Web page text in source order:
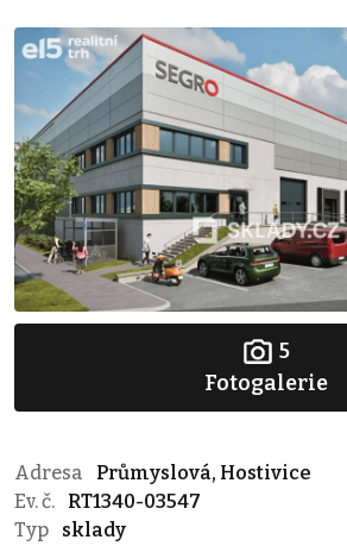
5
Fotogalerie
Adresa
Průmyslová, Hostivice
Ev. č.
RT1340-03547
Typ
sklady